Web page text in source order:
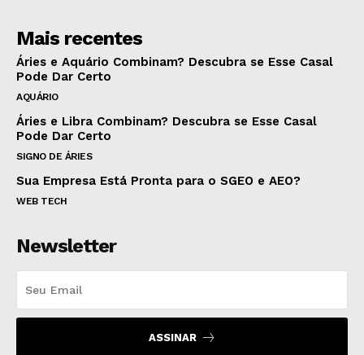
Mais recentes
Áries e Aquário Combinam? Descubra se Esse Casal
Pode Dar Certo
AQUÁRIO
Áries e Libra Combinam? Descubra se Esse Casal
Pode Dar Certo
SIGNO DE ÁRIES
Sua Empresa Está Pronta para o SGEO e AEO?
WEB TECH
Newsletter
ASSINAR